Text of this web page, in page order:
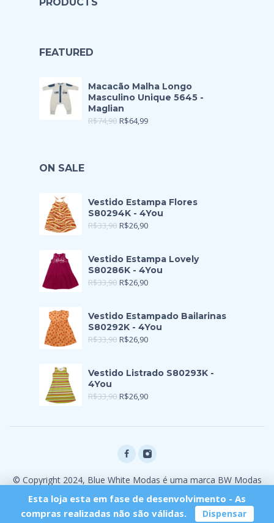
FEATURED
Macacão Malha Longo
Masculino Unique 5645 -
Maglian
R$74,90 R$64,99
ON SALE
Vestido Estampa Flores
S80294K - 4You
R$33,90 R$26,90
Vestido Estampa Lovely
S80286K - 4You
R$33,90 R$26,90
Vestido Estampado Bailarinas
S80292K - 4You
R$33,90 R$26,90
Vestido Listrado S80293K -
4You
R$33,90 R$26,90
© Copyright 2024, Blue White Modas é uma marca BW Modas
Esta loja esta em fase de desenvolvimento - As
compras realizadas não são válidas.
Dispensar